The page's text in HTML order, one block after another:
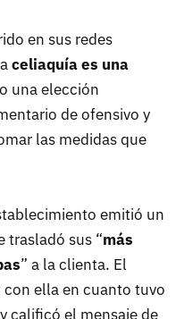
en sus redes
celiaquía es una
una elección
de ofensivo y
las medidas que
emitió un
trasladó sus “más
” a la clienta. El
ella en cuanto tuvo
calificó el mensaje de